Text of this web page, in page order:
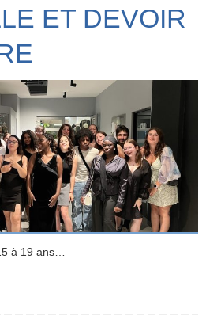
ET DEVOIR
à 19 ans…